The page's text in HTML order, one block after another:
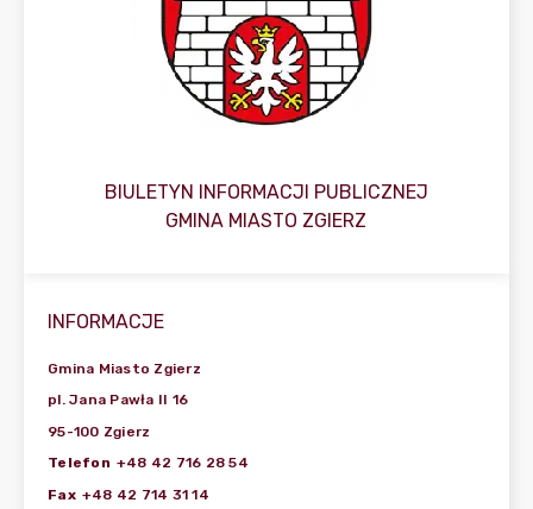
BIULETYN INFORMACJI PUBLICZNEJ
GMINA MIASTO ZGIERZ
INFORMACJE
Gmina Miasto Zgierz
pl. Jana Pawła II 16
95-100 Zgierz
Telefon +48 42 716 28 54
Fax +48 42 714 31 14